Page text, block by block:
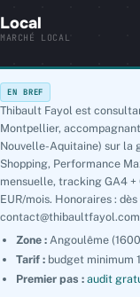
Local
MARCHÉ LOCAL
EN BREF
Thibault Fayol est
Montpellier,
Nouvelle-Aquitaine) sur la
Shopping, Performance
mensuelle, tracking GA4 +
EUR/mois. Honoraires :
Zone : Angoulême
Tarif : budget minimum
Premier pas : audit